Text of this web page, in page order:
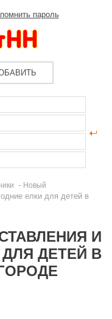
пароль
- Новый
елки для детей в
И
ДЕТЕЙ В